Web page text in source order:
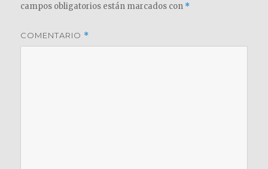
campos obligatorios están marcados con *
COMENTARIO *